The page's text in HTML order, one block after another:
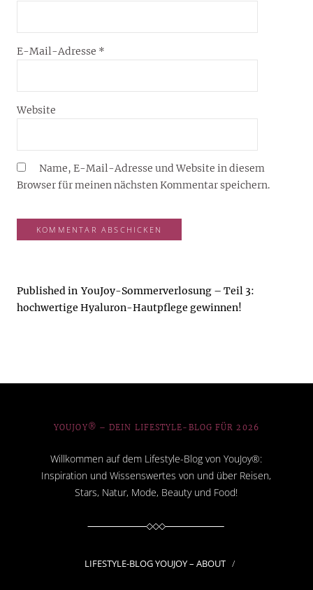
E-Mail-Adresse *
Website
Name, E-Mail-Adresse und Website in diesem
Browser für meinen nächsten Kommentar speichern.
Published in YouJoy-Sommerverlosung – Teil 3:
hochwertige Hyaluron-Hautpflege gewinnen!
YOUJOY® – DEIN LIFESTYLE-BLOG FÜR 2026
Willkommen auf dem Lifestyle-Blog von YouJoy®:
Inspiration und Wissenswertes von und über Reisen,
Stars, Natur, Mode, Beauty und Food!
LIFESTYLE-BLOG YOUJOY – ABOUT